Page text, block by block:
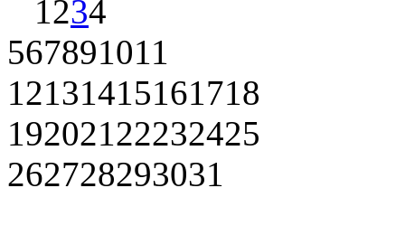
1234
567891011
12131415161718
19202122232425
262728293031